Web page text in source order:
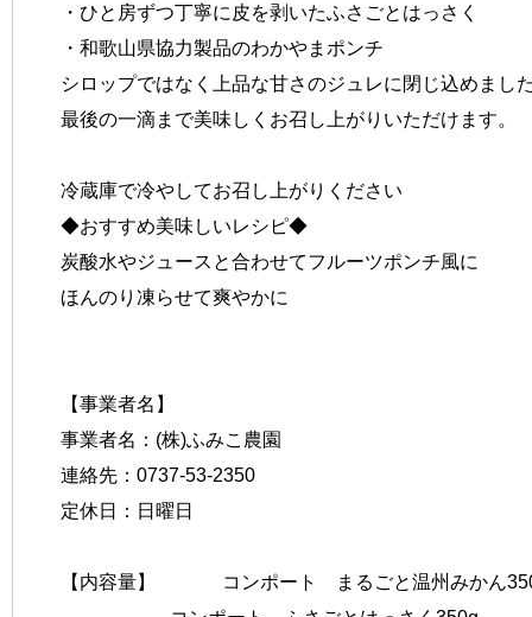
・ひと房ずつ丁寧に皮を剥いたふさごとはっさく
・和歌山県協力製品のわかやまポンチ
シロップではなく上品な甘さのジュレに閉じ込めまし
最後の一滴まで美味しくお召し上がりいただけます。
冷蔵庫で冷やしてお召し上がりください
◆おすすめ美味しいレシピ◆
炭酸水やジュースと合わせてフルーツポンチ風に
ほんのり凍らせて爽やかに
【事業者名】
事業者名：(株)ふみこ農園
連絡先：0737-53-2350
定休日：日曜日
【内容量】 コンポート まるごと温州みかん